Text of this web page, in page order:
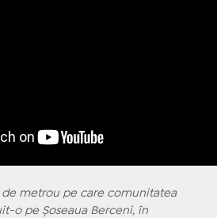
de metrou pe care comunitatea
o pe Șoseaua Berceni, în